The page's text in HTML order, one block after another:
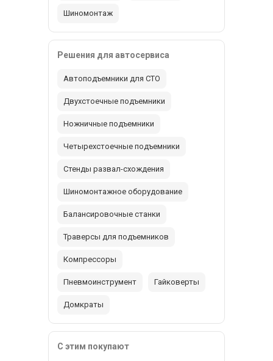
Шиномонтаж
Решения для автосервиса
Автоподъемники для СТО
Двухстоечные подъемники
Ножничные подъемники
Четырехстоечные подъемники
Стенды развал-схождения
Шиномонтажное оборудование
Балансировочные станки
Траверсы для подъемников
Компрессоры
Пневмоинструмент Гайковерты
Домкраты
С этим покупают